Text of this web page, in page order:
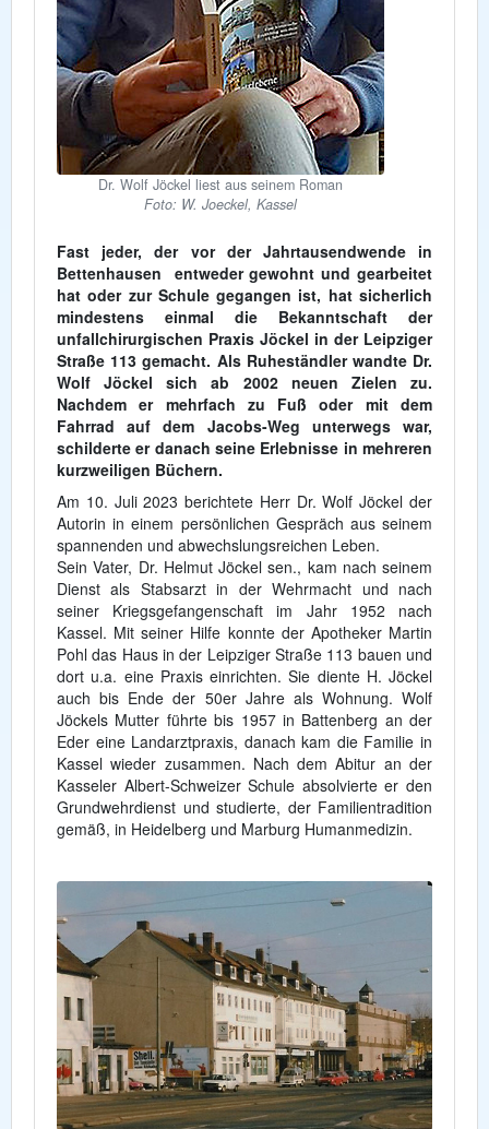
Dr. Wolf Jöckel liest aus seinem Roman
Foto: W. Joeckel, Kassel
Fast jeder, der vor der Jahrtausendwende in
Bettenhausen entweder gewohnt und gearbeitet
hat oder zur Schule gegangen ist, hat sicherlich
mindestens einmal die Bekanntschaft der
unfallchirurgischen Praxis Jöckel in der Leipziger
Straße 113 gemacht. Als Ruheständler wandte Dr.
Wolf Jöckel sich ab 2002 neuen Zielen zu.
Nachdem er mehrfach zu Fuß oder mit dem
Fahrrad auf dem Jacobs-Weg unterwegs war,
schilderte er danach seine Erlebnisse in mehreren
kurzweiligen Büchern.
Am 10. Juli 2023 berichtete Herr Dr. Wolf Jöckel der
Autorin in einem persönlichen Gespräch aus seinem
spannenden und abwechslungsreichen Leben.
Sein Vater, Dr. Helmut Jöckel sen., kam nach seinem
Dienst als Stabsarzt in der Wehrmacht und nach
seiner Kriegsgefangenschaft im Jahr 1952 nach
Kassel. Mit seiner Hilfe konnte der Apotheker Martin
Pohl das Haus in der Leipziger Straße 113 bauen und
dort u.a. eine Praxis einrichten. Sie diente H. Jöckel
auch bis Ende der 50er Jahre als Wohnung. Wolf
Jöckels Mutter führte bis 1957 in Battenberg an der
Eder eine Landarztpraxis, danach kam die Familie in
Kassel wieder zusammen. Nach dem Abitur an der
Kasseler Albert-Schweizer Schule absolvierte er den
Grundwehrdienst und studierte, der Familientradition
gemäß, in Heidelberg und Marburg Humanmedizin.